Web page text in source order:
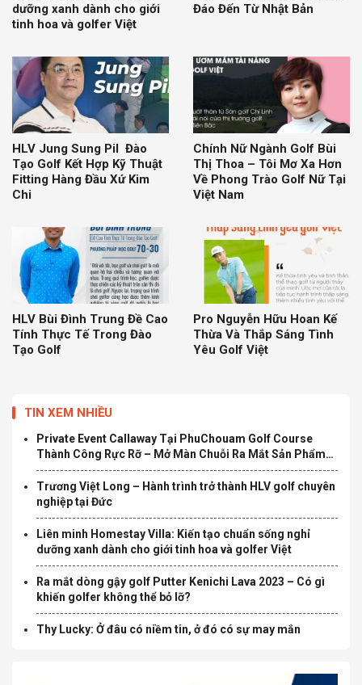
dưỡng xanh dành cho giới
tinh hoa và golfer Việt
Đáo Đến Từ Nhật Bản
HLV Jung Sung Pil Đào
Tạo Golf Kết Hợp Kỹ Thuật
Fitting Hàng Đầu Xứ Kim
Chi
Chính Nữ Ngành Golf Bùi
Thị Thoa – Tôi Mơ Xa Hơn
Về Phong Trào Golf Nữ Tại
Việt Nam
HLV Bùi Đình Trung Đề Cao
Tính Thực Tế Trong Đào
Tạo Golf
Pro Nguyễn Hữu Hoan Kế
Thừa Và Thắp Sáng Tình
Yêu Golf Việt
TIN XEM NHIỀU
Private Event Callaway Tại PhuChouam Golf Course
Thành Công Rực Rỡ – Mở Màn Chuỗi Ra Mắt Sản Phẩm
Mới Quantum 2026
Trương Việt Long – Hành trình trở thành HLV golf chuyên
nghiệp tại Đức
Liên minh Homestay Villa: Kiến tạo chuẩn sống nghỉ
dưỡng xanh dành cho giới tinh hoa và golfer Việt
Ra mắt dòng gậy golf Putter Kenichi Lava 2023 – Có gì
khiến golfer không thể bỏ lỡ?
Thy Lucky: Ở đâu có niềm tin, ở đó có sự may mắn